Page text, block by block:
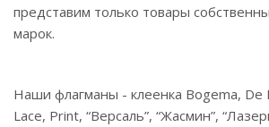
представим только товары
марок.
Наши флагманы - клеенка Bogema, De
Lace, Print, “Версаль”, “Жасмин”,